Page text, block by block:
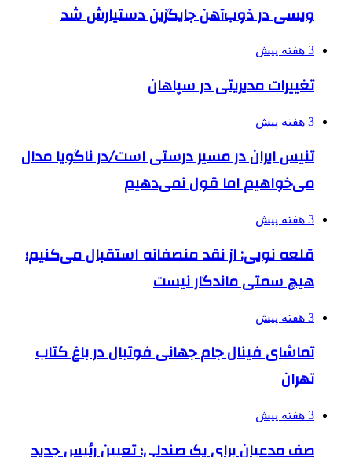
ویسی در ذوب‌آهن جایگزین دستیارش شد
3 هفته پیش
تغییرات مدیریتی در سپاهان
3 هفته پیش
تنیس ایران در مسیر درستی است/در ناگویا مدال
می‌خواهیم اما قول نمی‌دهیم
3 هفته پیش
قلعه نویی: از نقد منصفانه استقبال می‌کنیم؛
هیچ سمتی ماندگار نیست
3 هفته پیش
تماشای فینال جام جهانی فوتبال در باغ کتاب
تهران
3 هفته پیش
صف مدعیان برای یک صندلی؛ تعیین رئیس جدید